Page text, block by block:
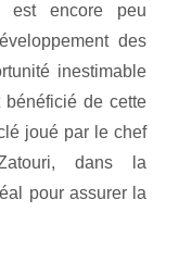
est encore peu
des
inestimable
de cette
joué par le chef
dans la
pour assurer la